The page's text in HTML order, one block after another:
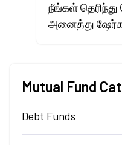
நீங்கள்
அனைத்து
Mutual Fund
Debt Funds